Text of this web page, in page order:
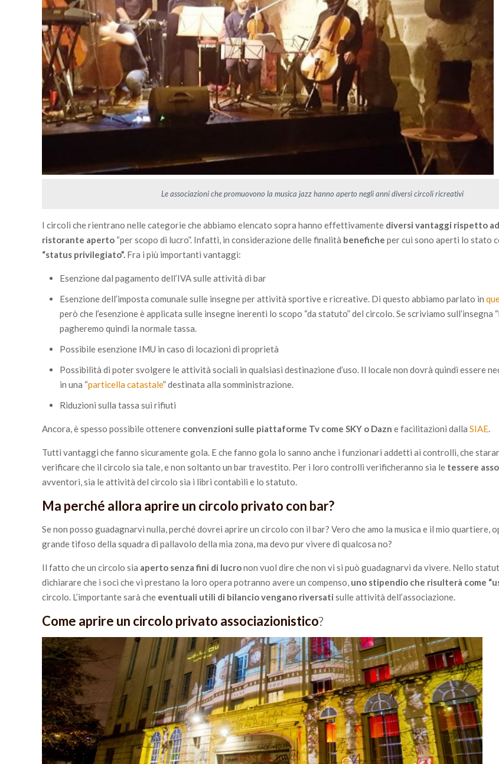
Le associazioni che promuovono la musica jazz hanno aperto negli anni diversi circoli ricreativi
I circoli che rientrano nelle categorie che abbiamo elencato sopra hanno effettivamente diversi vantaggi rispetto
ristorante aperto “per scopo di lucro”. Infatti, in considerazione delle finalità benefiche per cui sono aperti lo stato
“status privilegiato”. Fra i più importanti vantaggi:
Esenzione dal pagamento dell’IVA sulle attività di bar
Esenzione dell’imposta comunale sulle insegne per attività sportive e ricreative. Di questo abbiamo parlato in
però che l’esenzione è applicata sulle insegne inerenti lo scopo “da statuto” del circolo. Se scriviamo sull’insegna
pagheremo quindi la normale tassa.
Possibile esenzione IMU in caso di locazioni di proprietà
Possibilità di poter svolgere le attività sociali in qualsiasi destinazione d’uso. Il locale non dovrà quindi essere
in una “particella catastale” destinata alla somministrazione.
Riduzioni sulla tassa sui rifiuti
Ancora, è spesso possibile ottenere convenzioni sulle piattaforme Tv come SKY o Dazne facilitazioni dallaSIAE.
Tutti vantaggi che fanno sicuramente gola. E che fanno gola lo sanno anche i funzionari addetti ai controlli, che
verificare che il circolo sia tale, e non soltanto un bar travestito. Per i loro controlli verificheranno sia le tessere
avventori, sia le attività del circolo sia i libri contabili e lo statuto.
Ma perché allora aprire un circolo privato con bar?
Se non posso guadagnarvi nulla, perché dovrei aprire un circolo con il bar? Vero che amo la musica e il mio quartiere,
grande tifoso della squadra di pallavolo della mia zona, ma devo pur vivere di qualcosa no?
Il fatto che un circolo sia aperto senza fini di lucronon vuol dire che non vi si può guadagnarvi da vivere. Nello
dichiarare che i soci che vi prestano la loro opera potranno avere un compenso, uno stipendio che risulterà come
circolo. L’importante sarà che eventuali utili di bilancio vengano riversati sulle attività dell’associazione.
Come aprire un circolo privato associazionistico?